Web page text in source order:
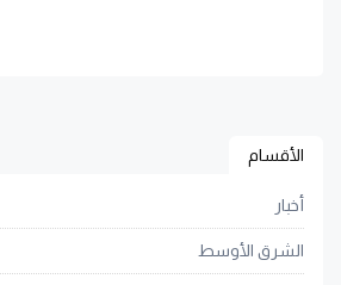
الأقسام
أخبار
الشرق الأوسط